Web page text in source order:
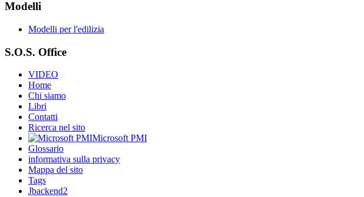
Modelli
Modelli per l'edilizia
S.O.S. Office
VIDEO
Home
Chi siamo
Libri
Contatti
Ricerca nel sito
Microsoft PMI
Glossario
informativa sulla privacy
Mappa del sito
Tags
Jbackend2